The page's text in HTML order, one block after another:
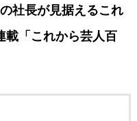
社長が見据えるこれ
載「これから芸人百